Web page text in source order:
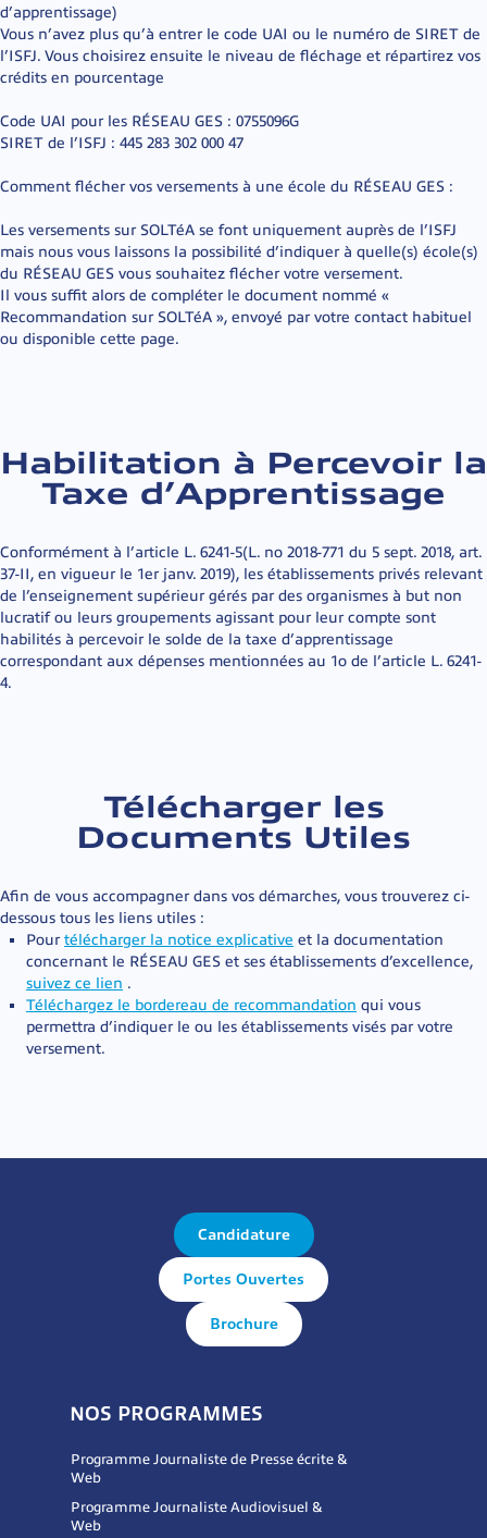
d’apprentissage)
Vous n’avez plus qu’à entrer le code UAI ou le numéro de SIRET de
l’ISFJ. Vous choisirez ensuite le niveau de fléchage et répartirez vos
crédits en pourcentage
Code UAI pour les RÉSEAU GES : 0755096G
SIRET de l’ISFJ : 445 283 302 000 47
Comment flécher vos versements à une école du RÉSEAU GES :
Les versements sur SOLTéA se font uniquement auprès de l’ISFJ
mais nous vous laissons la possibilité d’indiquer à quelle(s) école(s)
du RÉSEAU GES vous souhaitez flécher votre versement.
Il vous suffit alors de compléter le document nommé «
Recommandation sur SOLTéA », envoyé par votre contact habituel
ou disponible cette page.
Habilitation à Percevoir la
Taxe d’Apprentissage
Conformément à l’article L. 6241-5(L. no 2018-771 du 5 sept. 2018, art.
37-II, en vigueur le 1er janv. 2019), les établissements privés relevant
de l’enseignement supérieur gérés par des organismes à but non
lucratif ou leurs groupements agissant pour leur compte sont
habilités à percevoir le solde de la taxe d’apprentissage
correspondant aux dépenses mentionnées au 1o de l’article L. 6241-
4.
Télécharger les
Documents Utiles
Afin de vous accompagner dans vos démarches, vous trouverez ci-
dessous tous les liens utiles :
Pour télécharger la notice explicative et la documentation
concernant le RÉSEAU GES et ses établissements d’excellence,
suivez ce lien .
Téléchargez le bordereau de recommandation qui vous
permettra d’indiquer le ou les établissements visés par votre
versement.
Candidature
Portes Ouvertes
Brochure
NOS PROGRAMMES
Programme Journaliste de Presse écrite &
Web
Programme Journaliste Audiovisuel &
Web